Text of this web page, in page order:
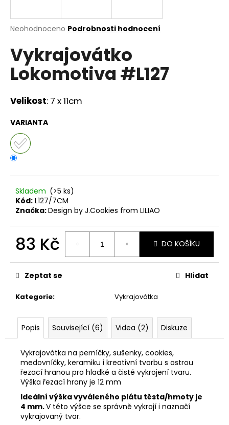
Průměrné
produktu
je
0,0
hvězdiček.
Neohodnoceno Podrobnosti hodnocení
Vykrajovátko
Lokomotiva #L127
Velikost: 7 x 11cm
VARIANTA
Skladem (>5 ks)
Kód: L127/7CM
Značka:Design by J.Cookies from LILIAO
83 Kč
cena:
DO KOŠÍKU
Kategorie: Vykrajovátka
Zeptat se Hlídat
Popis Související (6) Videa (2) Diskuze
Vykrajovátka na perníčky, sušenky, cookies,
medovníčky, keramiku i kreativní tvorbu s ostrou
řezací hranou pro hladké a čisté vykrojení tvaru.
Výška řezací hrany je 12 mm
Ideální výška vyváleného plátu těsta/hmoty je
4 mm.V této výšce se správně vykrojí i naznačí
vykrajovaný tvar.
j
t
?
D
o
p
o
č
u
e
m
VYKRAJOVÁTKA
ZAJÍČCI
#1515
49